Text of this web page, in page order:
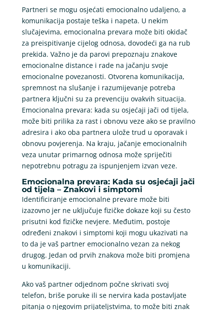
Partneri se mogu osjećati emocionalno udaljeno, a
komunikacija postaje teška i napeta. U nekim
slučajevima, emocionalna prevara može biti okidač
za preispitivanje cijelog odnosa, dovodeći ga na rub
prekida. Važno je da parovi prepoznaju znakove
emocionalne distance i rade na jačanju svoje
emocionalne povezanosti. Otvorena komunikacija,
spremnost na slušanje i razumijevanje potreba
partnera ključni su za prevenciju ovakvih situacija.
Emocionalna prevara: kada su osjećaji jači od tijela,
može biti prilika za rast i obnovu veze ako se pravilno
adresira i ako oba partnera ulože trud u oporavak i
obnovu povjerenja. Na kraju, jačanje emocionalnih
veza unutar primarnog odnosa može spriječiti
nepotrebnu potragu za ispunjenjem izvan veze.
Emocionalna prevara: Kada su osjećaji jači
od tijela – Znakovi i simptomi
Identificiranje emocionalne prevare može biti
izazovno jer ne uključuje fizičke dokaze koji su često
prisutni kod fizičke nevjere. Međutim, postoje
određeni znakovi i simptomi koji mogu ukazivati na
to da je vaš partner emocionalno vezan za nekog
drugog. Jedan od prvih znakova može biti promjena
u komunikaciji.
Ako vaš partner odjednom počne skrivati svoj
telefon, briše poruke ili se nervira kada postavljate
pitanja o njegovim prijateljstvima, to može biti znak